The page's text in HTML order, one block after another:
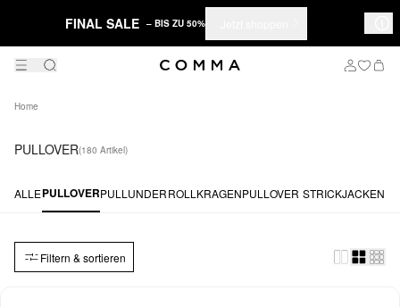
FINAL SALE – BIS ZU 50%
Home
PULLOVER(180 Artikel)
ALLEPULLOVERPULLUNDERROLLKRAGENPULLOVER STRICKJACKEN
Filtern & sortieren